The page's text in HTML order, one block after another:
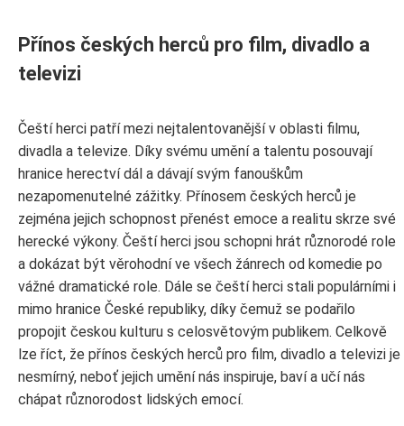
Přínos českých herců pro film, divadlo a
televizi
Čeští herci patří mezi nejtalentovanější v oblasti filmu,
divadla a televize. Díky svému umění a talentu posouvají
hranice herectví dál a dávají svým fanouškům
nezapomenutelné zážitky. Přínosem českých herců je
zejména jejich schopnost přenést emoce a realitu skrze své
herecké výkony. Čeští herci jsou schopni hrát různorodé role
a dokázat být věrohodní ve všech žánrech od komedie po
vážné dramatické role. Dále se čeští herci stali populárními i
mimo hranice České republiky, díky čemuž se podařilo
propojit českou kulturu s celosvětovým publikem. Celkově
lze říct, že přínos českých herců pro film, divadlo a televizi je
nesmírný, neboť jejich umění nás inspiruje, baví a učí nás
chápat různorodost lidských emocí.